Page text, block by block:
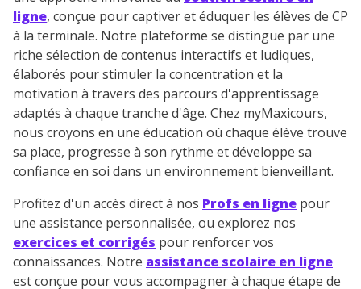
ligne, conçue pour captiver et éduquer les élèves de CP
à la terminale. Notre plateforme se distingue par une
riche sélection de contenus interactifs et ludiques,
élaborés pour stimuler la concentration et la
motivation à travers des parcours d'apprentissage
adaptés à chaque tranche d'âge. Chez myMaxicours,
nous croyons en une éducation où chaque élève trouve
sa place, progresse à son rythme et développe sa
confiance en soi dans un environnement bienveillant.
Profitez d'un accès direct à nos Profs en ligne pour
une assistance personnalisée, ou explorez nos
exercices et corrigés pour renforcer vos
connaissances. Notre assistance scolaire en ligne
est conçue pour vous accompagner à chaque étape de